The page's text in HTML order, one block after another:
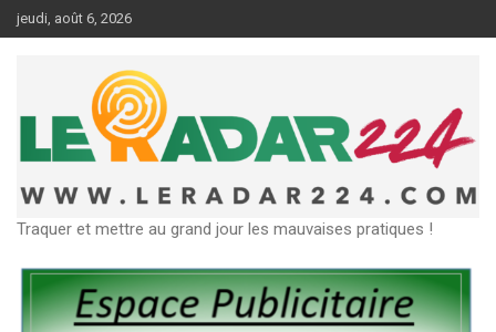
Aller
au
jeudi, août 6, 2026
Traquer et mettre au grand jour les mauvaises pratiques !